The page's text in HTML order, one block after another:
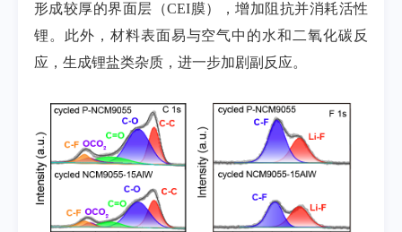
形成较厚的界面层（CEI膜），增加阻抗并消耗活性
锂。此外，材料表面易与空气中的水和二氧化碳反
应，生成锂盐类杂质，进一步加剧副反应。